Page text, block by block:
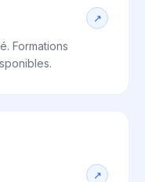
↗
Formations
↗